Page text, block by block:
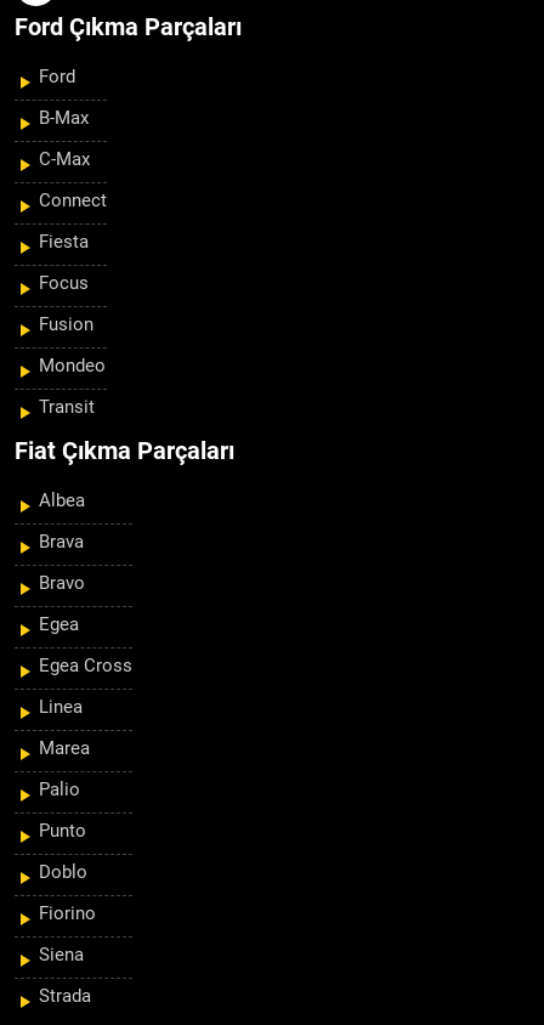
Ford Çıkma Parçaları
Ford
B-Max
C-Max
Connect
Fiesta
Focus
Fusion
Mondeo
Transit
Fiat Çıkma Parçaları
Albea
Brava
Bravo
Egea
Egea Cross
Linea
Marea
Palio
Punto
Doblo
Fiorino
Siena
Strada